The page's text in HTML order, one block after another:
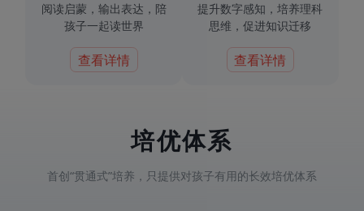
阅读启蒙，输出表达，陪
孩子一起读世界
查看详情
提升数字感知，培养理科
思维，促进知识迁移
查看详情
培优体系
首创“贯通式”培养，只提供对孩子有用的长效培优体系